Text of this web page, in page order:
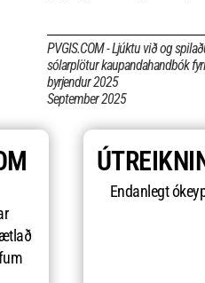
PVGIS.COM - Ljúktu við og
sólarplötur kaupandahandbók
byrjendur 2025
September 2025
Endanlegt